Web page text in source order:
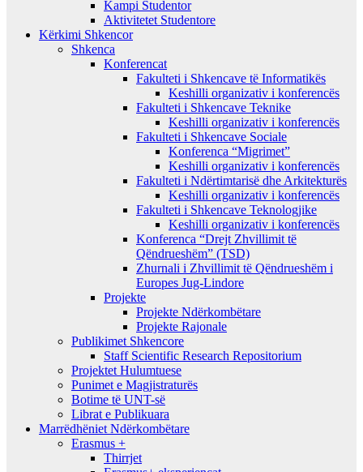
Kampi Studentor
Aktivitetet Studentore
Kërkimi Shkencor
Shkenca
Konferencat
Fakulteti i Shkencave të Informatikës
Keshilli organizativ i konferencës
Fakulteti i Shkencave Teknike
Keshilli organizativ i konferencës
Fakulteti i Shkencave Sociale
Konferenca “Migrimet”
Keshilli organizativ i konferencës
Fakulteti i Ndërtimtarisë dhe Arkitekturës
Keshilli organizativ i konferencës
Fakulteti i Shkencave Teknologjike
Keshilli organizativ i konferencës
Konferenca “Drejt Zhvillimit të
Qëndrueshëm” (TSD)
Zhurnali i Zhvillimit të Qëndrueshëm i
Europes Jug-Lindore
Projekte
Projekte Ndërkombëtare
Projekte Rajonale
Publikimet Shkencore
Staff Scientific Research Repositorium
Projektet Hulumtuese
Punimet e Magjistraturës
Botime të UNT-së
Librat e Publikuara
Marrëdhëniet Ndërkombëtare
Erasmus +
Thirrjet